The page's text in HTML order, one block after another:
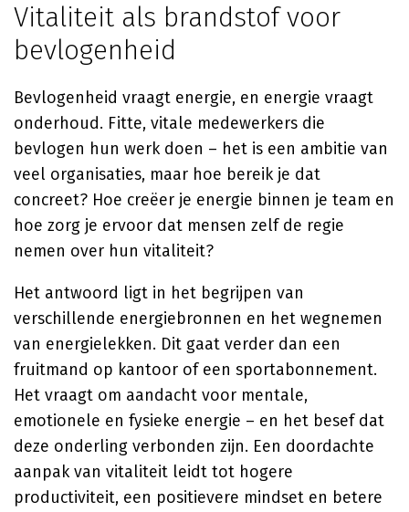
Vitaliteit als brandstof voor
bevlogenheid
Bevlogenheid vraagt energie, en energie vraagt
onderhoud. Fitte, vitale medewerkers die
bevlogen hun werk doen – het is een ambitie van
veel organisaties, maar hoe bereik je dat
concreet? Hoe creëer je energie binnen je team en
hoe zorg je ervoor dat mensen zelf de regie
nemen over hun vitaliteit?
Het antwoord ligt in het begrijpen van
verschillende energiebronnen en het wegnemen
van energielekken. Dit gaat verder dan een
fruitmand op kantoor of een sportabonnement.
Het vraagt om aandacht voor mentale,
emotionele en fysieke energie – en het besef dat
deze onderling verbonden zijn. Een doordachte
aanpak van vitaliteit leidt tot hogere
productiviteit, een positievere mindset en betere